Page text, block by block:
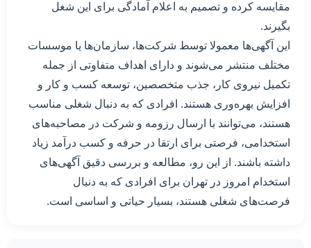
مقایسه کرده و تصمیم به اعلام آمادگی برای این شغل
بگیرند.
این آگهی‌ها معمولا توسط شرکت‌ها، سازمان‌ها یا موسسات
مختلف منتشر می‌شوند و دارای اهداف متفاوتی از جمله
تکمیل نیروی کار، جذب متخصصین، توسعه کسب و کار و
افزایش بهره‌وری هستند. افرادی که به دنبال شغلی مناسب
هستند، می‌توانند با ارسال رزومه و شرکت در مصاحبه‌های
استخدامی، فرصتی برای ارتقا در حرفه و کسب درآمد زیاد
داشته باشند. از این رو، مطالعه و بررسی دقیق آگهی‌های
استخدام امروز در تهران برای افرادی که به دنبال
فرصت‌های شغلی هستند، بسیار حیاتی و اساسی است.